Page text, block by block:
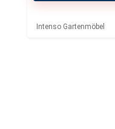
Intenso Gartenmöbel